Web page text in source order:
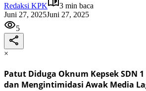
Redaksi KPK
3 min baca
Juni 27, 2025Juni 27, 2025
5
×
Patut Diduga Oknum Kepsek SDN
dan Mengintimidasi Awak Media